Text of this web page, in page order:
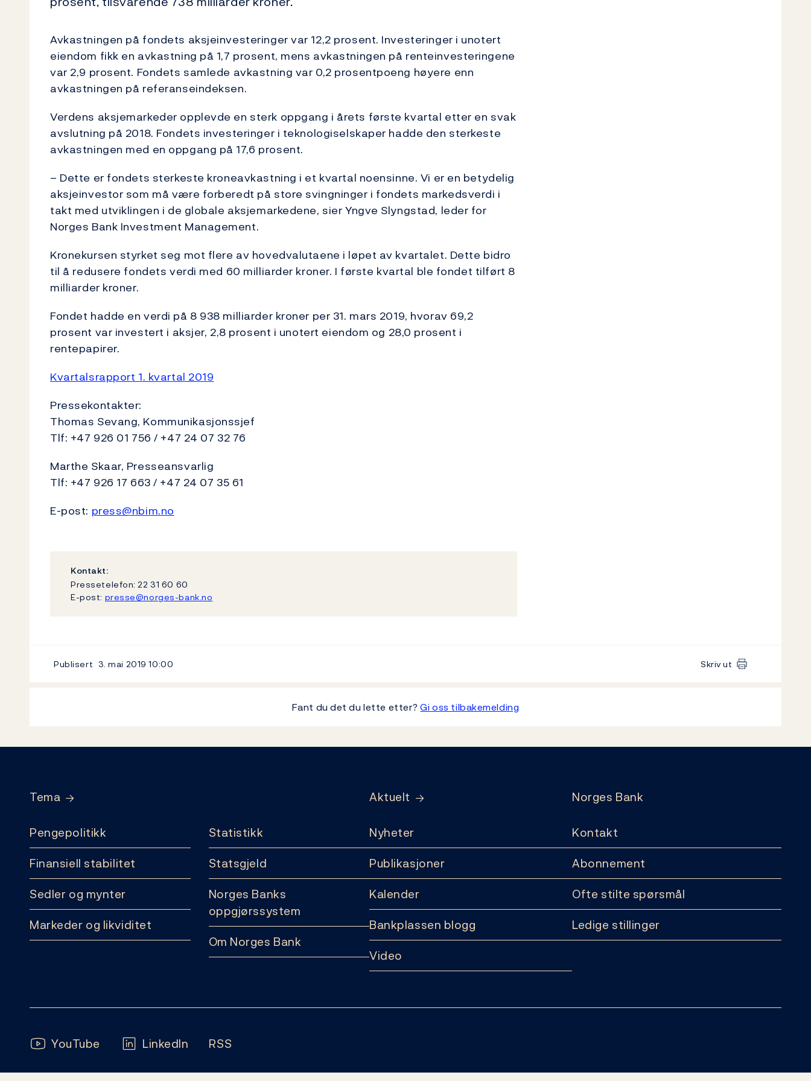
Avkastningen på fondets aksjeinvesteringer var 12,2 prosent. Investeringer i unotert
eiendom fikk en avkastning på 1,7 prosent, mens avkastningen på renteinvesteringene
var 2,9 prosent. Fondets samlede avkastning var 0,2 prosentpoeng høyere enn
avkastningen på referanseindeksen.
Verdens aksjemarkeder opplevde en sterk oppgang i årets første kvartal etter en svak
avslutning på 2018. Fondets investeringer i teknologiselskaper hadde den sterkeste
avkastningen med en oppgang på 17,6 prosent.
– Dette er fondets sterkeste kroneavkastning i et kvartal noensinne. Vi er en betydelig
aksjeinvestor som må være forberedt på store svingninger i fondets markedsverdi i
takt med utviklingen i de globale aksjemarkedene, sier Yngve Slyngstad, leder for
Norges Bank Investment Management.
Kronekursen styrket seg mot flere av hovedvalutaene i løpet av kvartalet. Dette bidro
til å redusere fondets verdi med 60 milliarder kroner. I første kvartal ble fondet tilført 8
milliarder kroner.
Fondet hadde en verdi på 8 938 milliarder kroner per 31. mars 2019, hvorav 69,2
prosent var investert i aksjer, 2,8 prosent i unotert eiendom og 28,0 prosent i
rentepapirer.
Kvartalsrapport 1. kvartal 2019
Pressekontakter:
Thomas Sevang, Kommunikasjonssjef
Tlf: +47 926 01 756 / +47 24 07 32 76
Marthe Skaar, Presseansvarlig
Tlf: +47 926 17 663 / +47 24 07 35 61
E-post: press@nbim.no
Kontakt:
Pressetelefon: 22 31 60 60
E-post: presse@norges-bank.no
Publisert 3. mai 201910:00 Skriv ut
Fant du det du lette etter?Gi oss tilbakemelding
Tema
Pengepolitikk
Finansiell stabilitet
Sedler og mynter
Markeder og likviditet
Statistikk
Statsgjeld
Norges Banks
oppgjørssystem
Om Norges Bank
Aktuelt
Nyheter
Publikasjoner
Kalender
Bankplassen blogg
Video
Norges Bank
Kontakt
Abonnement
Ofte stilte spørsmål
Ledige stillinger
Følg oss:
YouTube LinkedIn RSS